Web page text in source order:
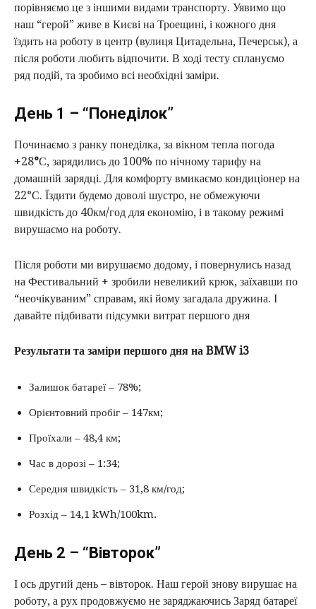
22. Висновки - чи має місце такий експеримент?
порівняємо це з іншими видами транспорту. Уявимо що
наш “герой” живе в Києві на Троещині, і кожного дня
їздить на роботу в центр (вулиця Цитадельна, Печерськ), а
після роботи любить відпочити. В ході тесту сплануємо
ряд подій, та зробимо всі необхідні заміри.
День 1 – “Понеділок”
Починаємо з ранку понеділка, за вікном тепла погода
+28°С, зарядились до 100% по нічному тарифу на
домашній зарядці. Для комфорту вмикаємо кондиціонер на
22°С. Їздити будемо доволі шустро, не обмежуючи
швидкість до 40км/год для економію, і в такому режимі
вирушаємо на роботу.
Після роботи ми вирушаємо додому, і повернулись назад
на Фестивальний + зробили невеликий крюк, заїхавши по
“неочікуваним” справам, які йому загадала дружина. І
давайте підбивати підсумки витрат першого дня
Результати та заміри першого дня на BMW i3
Залишок батареї – 78%;
Орієнтовний пробіг – 147км;
Проїхали – 48,4 км;
Час в дорозі – 1:34;
Середня швидкість – 31,8 км/год;
Розхід – 14,1 kWh/100km.
День 2 – “Вівторок”
І ось другий день – вівторок. Наш герой знову вирушає на
роботу, а рух продовжуємо не заряджаючись Заряд батареї